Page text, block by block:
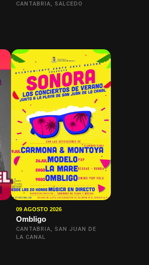
CANTABRIA, SALCEDO
09 AGOSTO 2026
Ombligo
CANTABRIA, SAN JUAN DE
LA CANAL